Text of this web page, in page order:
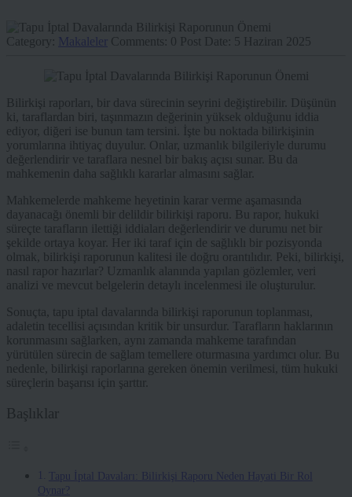
Category: Makaleler Comments: 0 Post Date: 5 Haziran 2025
Bilirkişi raporları, bir dava sürecinin seyrini değiştirebilir. Düşünün
ki, taraflardan biri, taşınmazın değerinin yüksek olduğunu iddia
ediyor, diğeri ise bunun tam tersini. İşte bu noktada bilirkişinin
yorumlarına ihtiyaç duyulur. Onlar, uzmanlık bilgileriyle durumu
değerlendirir ve taraflara nesnel bir bakış açısı sunar. Bu da
mahkemenin daha sağlıklı kararlar almasını sağlar.
Mahkemelerde mahkeme heyetinin karar verme aşamasında
dayanacağı önemli bir delildir bilirkişi raporu. Bu rapor, hukuki
süreçte tarafların ilettiği iddiaları değerlendirir ve durumu net bir
şekilde ortaya koyar. Her iki taraf için de sağlıklı bir pozisyonda
olmak, bilirkişi raporunun kalitesi ile doğru orantılıdır. Peki, bilirkişi,
nasıl rapor hazırlar? Uzmanlık alanında yapılan gözlemler, veri
analizi ve mevcut belgelerin detaylı incelenmesi ile oluşturulur.
Sonuçta, tapu iptal davalarında bilirkişi raporunun toplanması,
adaletin tecellisi açısından kritik bir unsurdur. Tarafların haklarının
korunmasını sağlarken, aynı zamanda mahkeme tarafından
yürütülen sürecin de sağlam temellere oturmasına yardımcı olur. Bu
nedenle, bilirkişi raporlarına gereken önemin verilmesi, tüm hukuki
süreçlerin başarısı için şarttır.
Başlıklar
Tapu İptal Davaları: Bilirkişi Raporu Neden Hayati Bir Rol
Oynar?